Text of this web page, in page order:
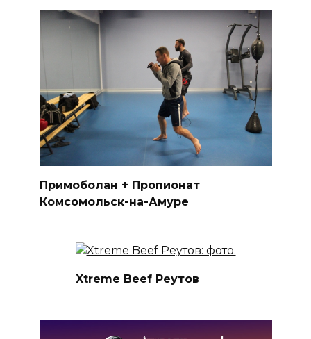
Примоболан + Пропионат
Комсомольск-на-Амуре
Xtreme Beef Реутов